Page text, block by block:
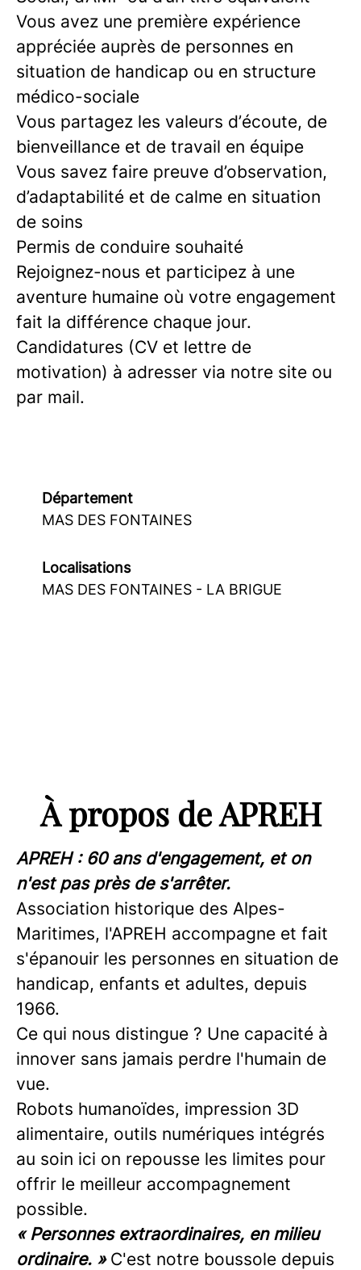
Vous avez une première expérience
appréciée auprès de personnes en
situation de handicap ou en structure
médico-sociale
Vous partagez les valeurs d’écoute, de
bienveillance et de travail en équipe
Vous savez faire preuve d’observation,
d’adaptabilité et de calme en situation
de soins
Permis de conduire souhaité
Rejoignez-nous et participez à une
aventure humaine où votre engagement
fait la différence chaque jour.
Candidatures (CV et lettre de
motivation) à adresser via notre site ou
par mail.
Département
MAS DES FONTAINES
Localisations
MAS DES FONTAINES - LA BRIGUE
À propos de APREH
APREH : 60 ans d'engagement, et on
n'est pas près de s'arrêter.
Association historique des Alpes-
Maritimes, l'APREH accompagne et fait
s'épanouir les personnes en situation de
handicap, enfants et adultes, depuis
1966.
Ce qui nous distingue ? Une capacité à
innover sans jamais perdre l'humain de
vue.
Robots humanoïdes, impression 3D
alimentaire, outils numériques intégrés
au soin ici on repousse les limites pour
offrir le meilleur accompagnement
possible.
« Personnes extraordinaires, en milieu
ordinaire. » C'est notre boussole depuis